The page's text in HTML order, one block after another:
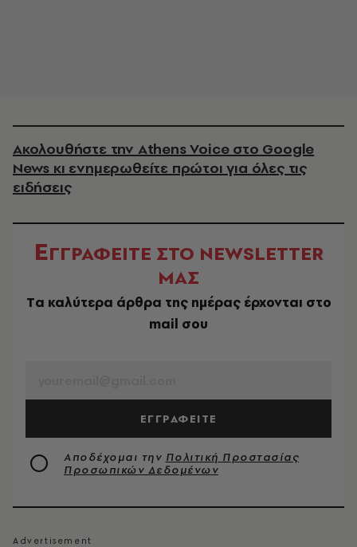
Ακολουθήστε την Athens Voice στο Google
News κι ενημερωθείτε πρώτοι για όλες τις
ειδήσεις
ΕΓΓΡΑΦΕΙΤΕ ΣΤΟ NEWSLETTER
ΜΑΣ
Tα καλύτερα άρθρα της ημέρας έρχονται στο
mail σου
ΕΓΓΡΑΦΕΙΤΕ
Αποδέχομαι την Πολιτική Προστασίας
Προσωπικών Δεδομένων